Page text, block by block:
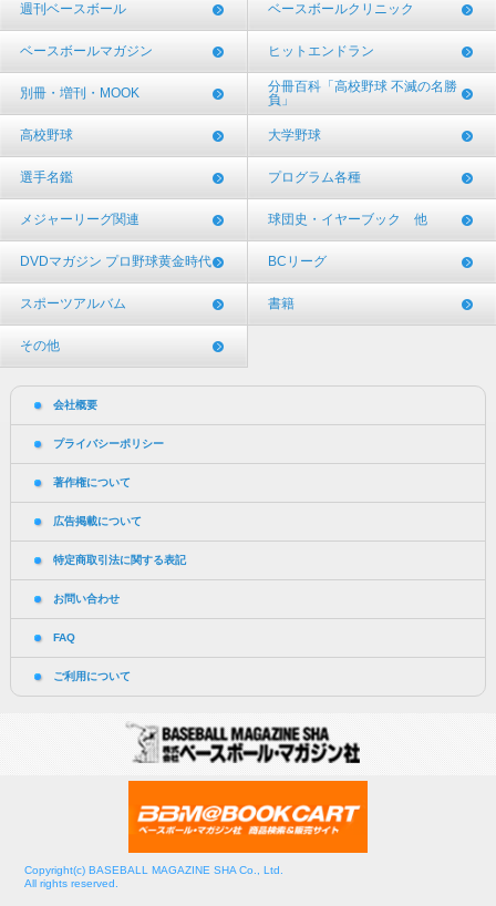
週刊ベースボール ベースボールクリニック
ベースボールマガジン ヒットエンドラン
別冊・増刊・MOOK
分冊百科「高校野球 不滅の名勝
負」
高校野球 大学野球
選手名鑑 プログラム各種
メジャーリーグ関連 球団史・イヤーブック 他
DVDマガジン プロ野球黄金時代 BCリーグ
スポーツアルバム 書籍
その他
会社概要
プライバシーポリシー
著作権について
広告掲載について
特定商取引法に関する表記
お問い合わせ
FAQ
ご利用について
Copyright(c) BASEBALL MAGAZINE SHA Co., Ltd.
All rights reserved.